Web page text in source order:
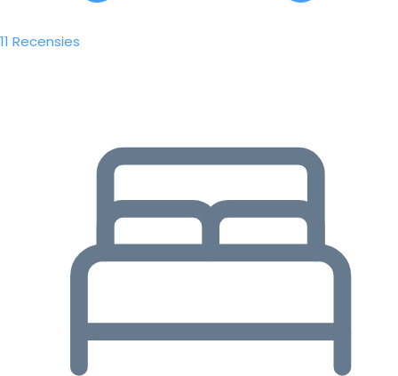
11 Recensies